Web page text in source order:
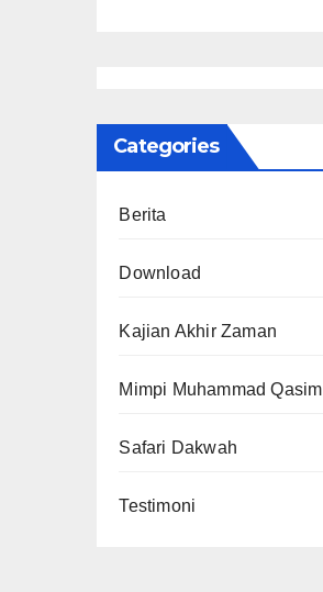
Categories
Berita
Download
Kajian Akhir Zaman
Mimpi Muhammad Qasim
Safari Dakwah
Testimoni